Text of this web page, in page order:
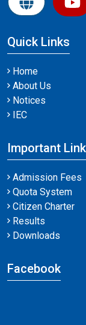
Quick Links
Home
About Us
Notices
IEC
Important
Admission Fees
Quota System
Citizen Charter
Results
Downloads
Facebook